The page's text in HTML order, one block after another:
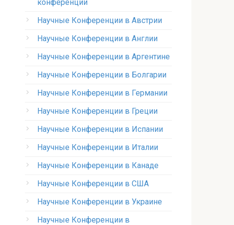
конференции
Научные Конференции в Австрии
Научные Конференции в Англии
Научные Конференции в Аргентине
Научные Конференции в Болгарии
Научные Конференции в Германии
Научные Конференции в Греции
Научные Конференции в Испании
Научные Конференции в Италии
Научные Конференции в Канаде
Научные Конференции в США
Научные Конференции в Украине
Научные Конференции в